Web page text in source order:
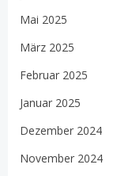
Mai 2025
März 2025
Februar 2025
Januar 2025
Dezember 2024
November 2024